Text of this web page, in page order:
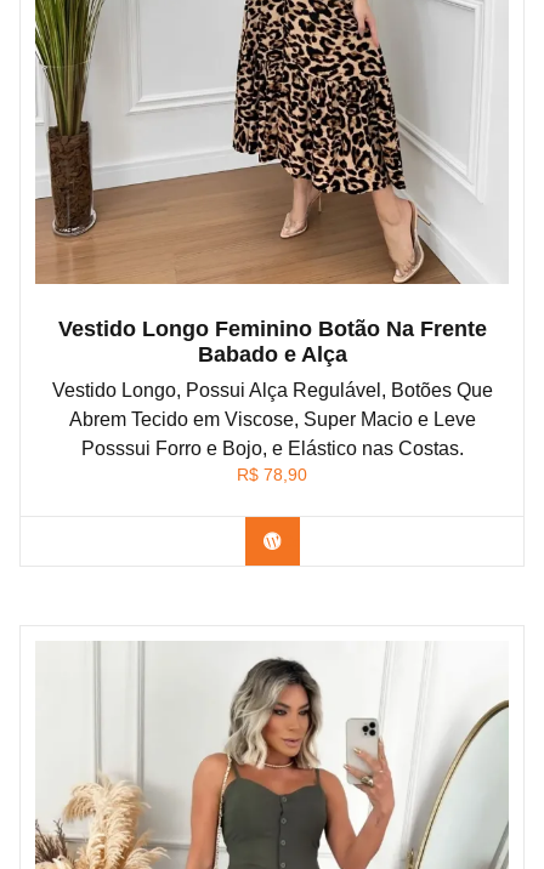
Vestido Longo Feminino Botão Na Frente
Babado e Alça
Vestido Longo, Possui Alça Regulável, Botões Que
Abrem Tecido em Viscose, Super Macio e Leve
Posssui Forro e Bojo, e Elástico nas Costas.
R$ 78,90
Confira na Shopee